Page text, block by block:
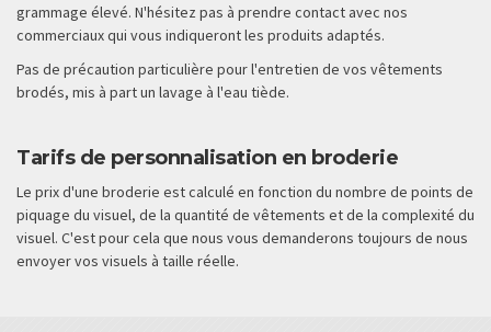
grammage élevé. N'hésitez pas à prendre contact avec nos
commerciaux qui vous indiqueront les produits adaptés.
Pas de précaution particulière pour l'entretien de vos vêtements
brodés, mis à part un lavage à l'eau tiède.
Tarifs de personnalisation en broderie
Le prix d'une broderie est calculé en fonction du nombre de points de
piquage du visuel, de la quantité de vêtements et de la complexité du
visuel. C'est pour cela que nous vous demanderons toujours de nous
envoyer vos visuels à taille réelle.